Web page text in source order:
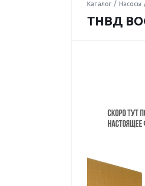
Каталог Насосы
ТНВД